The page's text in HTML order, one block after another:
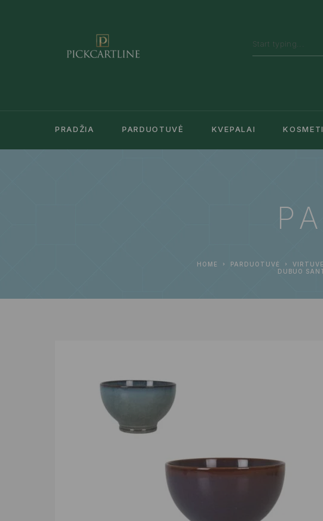
PRADŽIA PARDUOTUVĖ KVEPALAI
HOME PARDUOTUVĖ
DUBUO